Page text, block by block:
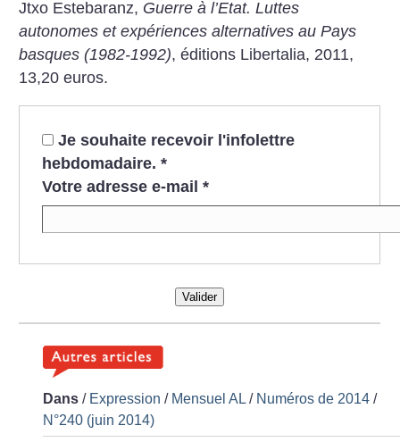
Jtxo Estebaranz, Guerre à l’Etat. Luttes
autonomes et expériences alternatives au Pays
basques (1982-1992), éditions Libertalia, 2011,
13,20 euros.
Je souhaite recevoir l'infolettre
hebdomadaire. *
Votre adresse e-mail *
Valider
Dans / Expression / Mensuel AL / Numéros de 2014 /
N°240 (juin 2014)